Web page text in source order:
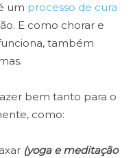
um processo de cura
E como chorar e
também
bem tanto para o
como:
(yoga e meditação